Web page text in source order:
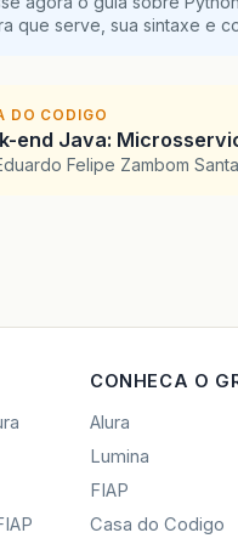
que serve, sua sintaxe e
DO CODIGO
end Java:
Felipe Zambom
CONHECA O
Alura
Lumina
FIAP
Casa do Codigo